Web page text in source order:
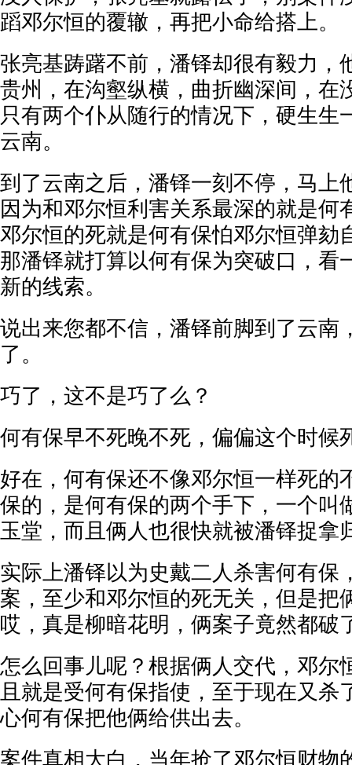
蹈邓尔恒的覆辙，再把小命给搭上。
张亮基踌躇不前，潘铎却很有毅力，
贵州，在沟壑纵横，曲折幽深间，在
只有两个仆从随行的情况下，硬生生
云南。
到了云南之后，潘铎一刻不停，马上
因为和邓尔恒利害关系最深的就是何
邓尔恒的死就是何有保怕邓尔恒弹劾
那潘铎就打算以何有保为突破口，看
新的线索。
说出来您都不信，潘铎前脚到了云南
了。
巧了，这不是巧了么？
何有保早不死晚不死，偏偏这个时候
好在，何有保还不像邓尔恒一样死的
保的，是何有保的两个手下，一个叫
玉堂，而且俩人也很快就被潘铎捉拿
实际上潘铎以为史戴二人杀害何有保
案，至少和邓尔恒的死无关，但是把
哎，真是柳暗花明，俩案子竟然都破
怎么回事儿呢？根据俩人交代，邓尔
且就是受何有保指使，至于现在又杀
心何有保把他俩给供出去。
案件真相大白，当年抢了邓尔恒财物